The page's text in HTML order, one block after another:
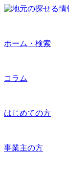
ホーム・検索
コラム
はじめての方
事業主の方